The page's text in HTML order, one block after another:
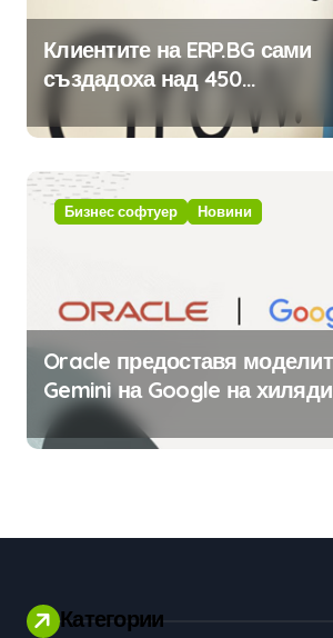
Клиентите на ERP.BG сами
създадоха над 450
приложения за ERP
с помощта на вградения в
изкуствен интелект
Бизнес софтуер Новини
Oracle предоставя
Gemini на Google на хиляди
клиенти на бизнес
приложения
Категории